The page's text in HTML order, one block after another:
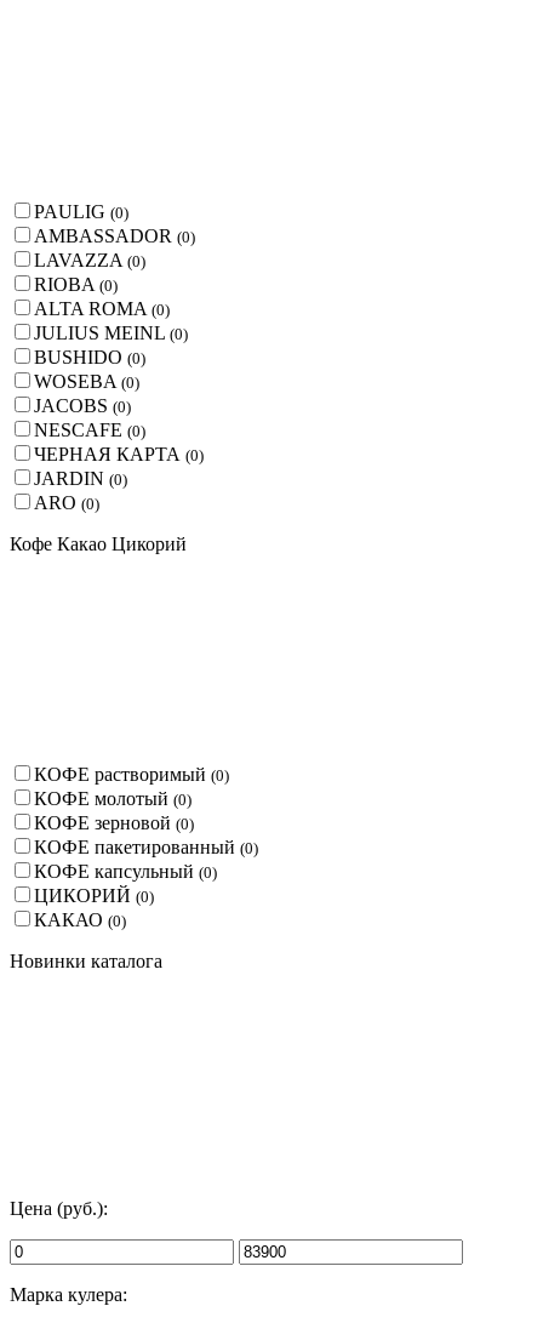
PAULIG (0)
AMBASSADOR (0)
LAVAZZA (0)
RIOBA (0)
ALTA ROMA (0)
JULIUS MEINL (0)
BUSHIDO (0)
WOSEBA (0)
JACOBS (0)
NESCAFE (0)
ЧЕРНАЯ КАРТА (0)
JARDIN (0)
ARO (0)
Кофе Какао Цикорий
КОФЕ растворимый (0)
КОФЕ молотый (0)
КОФЕ зерновой (0)
КОФЕ пакетированный (0)
КОФЕ капсульный (0)
ЦИКОРИЙ (0)
КАКАО (0)
Новинки каталога
Цена (руб.):
Марка кулера: